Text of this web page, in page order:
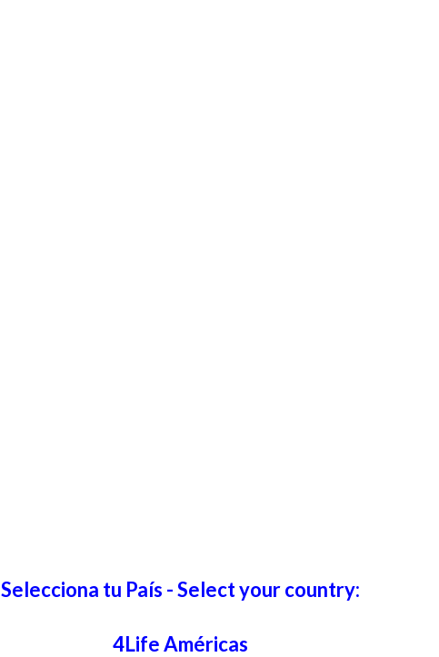
Selecciona tu País - Select your country:
4Life Américas